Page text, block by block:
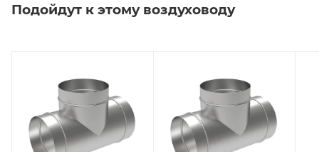
Подойдут к этому воздуховоду